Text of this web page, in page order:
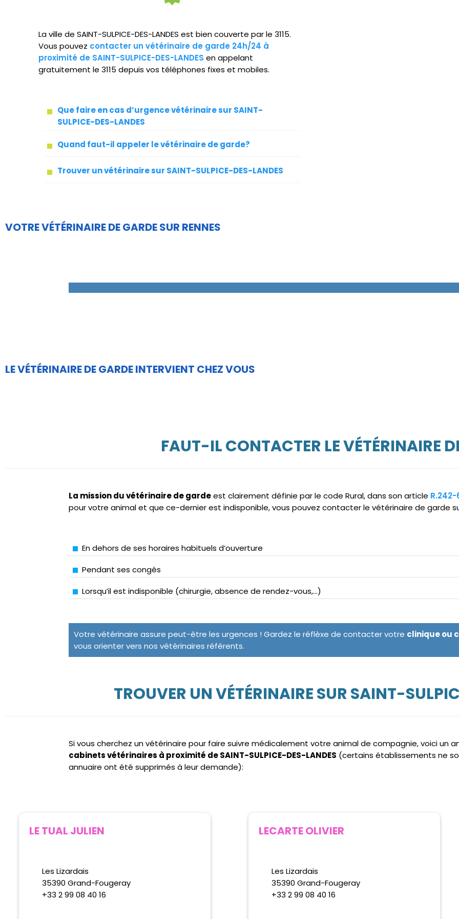
La ville de SAINT-SULPICE-DES-LANDES est bien couverte par le 3115.
Vous pouvez contacter un vétérinaire de garde 24h/24 à
proximité de SAINT-SULPICE-DES-LANDES en appelant
gratuitement le 3115 depuis vos téléphones fixes et mobiles.
Que faire en cas d’urgence vétérinaire sur SAINT-
SULPICE-DES-LANDES
Quand faut-il appeler le vétérinaire de garde?
Trouver un vétérinaire sur SAINT-SULPICE-DES-LANDES
VOTRE VÉTÉRINAIRE DE GARDE SUR RENNES
LE VÉTÉRINAIRE DE GARDE INTERVIENT CHEZ VOUS
FAUT-IL CONTACTER LE VÉTÉRINAIRE
La mission du vétérinaire de gardeest clairement définie par le code Rural, dans son article R.242-
pour votre animal et que ce-dernier est indisponible, vous pouvez contacter le vétérinaire de garde sur
En dehors de ses horaires habituels d’ouverture
Pendant ses congés
Lorsqu’il est indisponible (chirurgie, absence de rendez-vous,...)
Votre vétérinaire assure peut-être les urgences ! Gardez le réflèxe de contacter votre clinique ou
vous orienter vers nos vétérinaires référents.
TROUVER UN VÉTÉRINAIRE SUR SAINT-
Si vous cherchez un vétérinaire pour faire suivre médicalement votre animal de compagnie, voici un
cabinets vétérinaires à proximité de SAINT-SULPICE-DES-LANDES (certains établissements ne
annuaire ont été supprimés à leur demande):
LE TUAL JULIEN
Les Lizardais
35390 Grand-Fougeray
+33 2 99 08 40 16
LECARTE OLIVIER
Les Lizardais
35390 Grand-Fougeray
+33 2 99 08 40 16